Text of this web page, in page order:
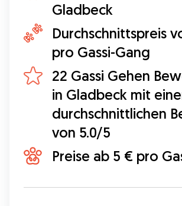
Gladbeck
Durchschnittspreis
pro Gassi-Gang
22 Gassi Gehen
in Gladbeck mit
durchschnittlichen
von 5.0/5
Preise ab 5 € pro